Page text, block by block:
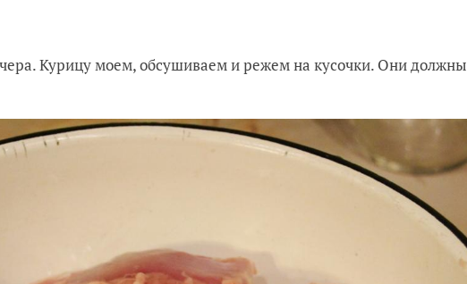
Курицу моем, обсушиваем и режем на кусочки. Они должны